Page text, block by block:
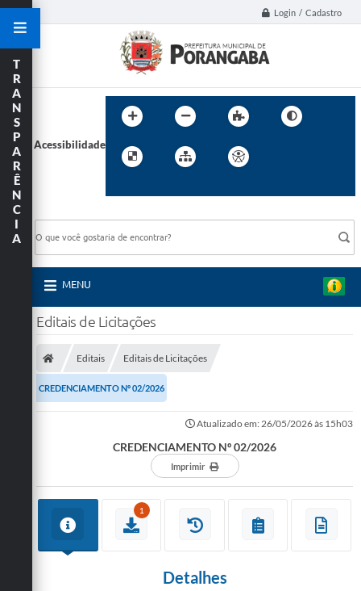
Login / Cadastro
Acessibilidade
MENU
T
R
A
N
S
P
A
R
Ê
N
C
I
A
Editais de Licitações
Editais Editais de Licitações
CREDENCIAMENTO Nº 02/2026
Atualizado em: 26/05/2026 às 15h03
CREDENCIAMENTO Nº 02/2026
Imprimir
1
Detalhes